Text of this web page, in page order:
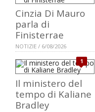
Cinzia Di Mauro
parla di
Finisterrae
NOTIZIE / 6/08/2026
1
Il ministero del
tempo di Kaliane
Bradley